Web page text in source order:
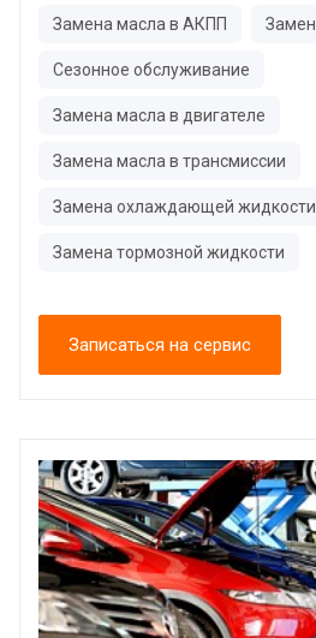
Замена масла в АКПП
Сезонное обслуживание
Замена масла в двигателе
Замена масла в трансмиссии
Замена охлаждающей жидкости
Замена тормозной жидкости
Записаться на сервис